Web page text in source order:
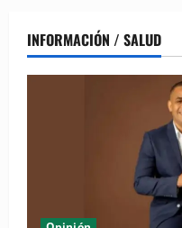
INFORMACIÓN / SALUD